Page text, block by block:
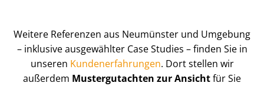
Weitere Referenzen aus Neumünster und Umgebung
– inklusive ausgewählter Case Studies – finden Sie in
unseren Kun­de­n­er­fah­run­gen. Dort stellen wir
außerdem Mustergutachten zur Ansichtfür Sie